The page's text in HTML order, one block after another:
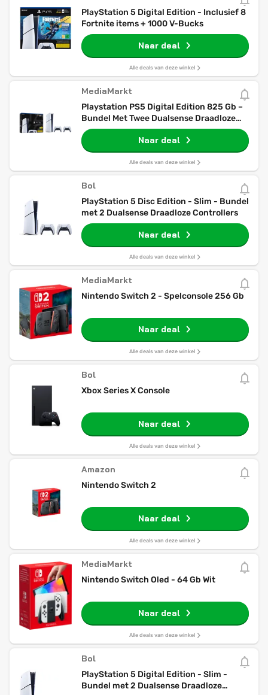
PlayStation 5 Digital Edition - Inclusief 8
Fortnite items + 1000 V-Bucks
Naar deal
Alle deals van deze winkel
MediaMarkt
Playstation PS5 Digital Edition 825 Gb –
Bundel Met Twee Dualsense Draadloze
Controllers
Naar deal
Alle deals van deze winkel
Bol
PlayStation 5 Disc Edition - Slim - Bundel
met 2 Dualsense Draadloze Controllers
Naar deal
Alle deals van deze winkel
MediaMarkt
Nintendo Switch 2 - Spelconsole 256 Gb
Naar deal
Alle deals van deze winkel
Bol
Xbox Series X Console
Naar deal
Alle deals van deze winkel
Amazon
Nintendo Switch 2
Naar deal
Alle deals van deze winkel
MediaMarkt
Nintendo Switch Oled - 64 Gb Wit
Naar deal
Alle deals van deze winkel
Bol
PlayStation 5 Digital Edition - Slim -
Bundel met 2 Dualsense Draadloze